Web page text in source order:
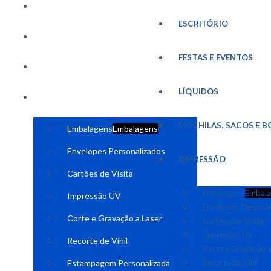
EmbalagensEmbalagens
Envelopes Personalizados
Cartões de Visita
Impressão UV
Corte e Gravação a Laser
Recorte de Vinil
Estampagem Personalizada
ESCRITÓRIO
FESTAS E EVENTOS
LÍQUIDOS
MOCHILAS, SACOS E
IMPRESSÃO
Embalagens
Envelopes
Cartões de Visita
Impressão UV
Corte e Gravação
Recorte de Vinil